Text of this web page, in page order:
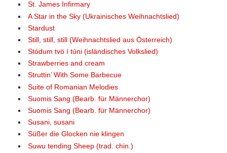
St. James Infirmary
A Star in the Sky (Ukrainisches Weihnachtslied)
Stardust
Still, still, still (Weihnachtslied aus Österreich)
Stódum tvö í túni (isländisches Volkslied)
Strawberries and cream
Struttin’ With Some Barbecue
Suite of Romanian Melodies
Suomis Sang (Bearb. für Männerchor)
Suomis Sang (Bearb. für Männerchor)
Susani, susani
Süßer die Glocken nie klingen
Suwu tending Sheep (trad. chin.)